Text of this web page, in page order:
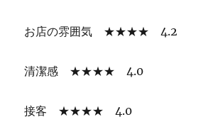
お店の雰囲気 ★★★★ 4.2
清潔感 ★★★★ 4.0
接客 ★★★★ 4.0